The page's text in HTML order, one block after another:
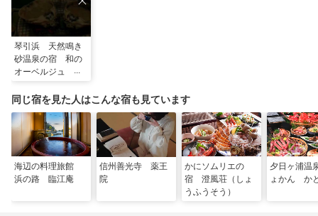
琴引浜 天然鳴き
砂温泉の宿 和の
オーベルジュ ま
同じ宿を見た人はこんな宿も見ています
海辺の料理旅館
浜の路 臨江庵
信州善光寺 薬王
院
かにソムリエの
宿 澄風荘（しょ
うふうそう）
夕日ヶ浦
ょかん か